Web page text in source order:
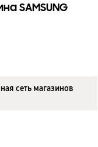
SAMSUNG
сеть магазинов